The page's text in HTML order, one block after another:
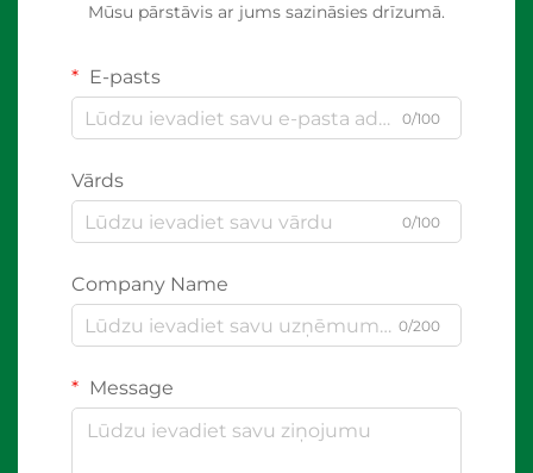
Mūsu pārstāvis ar jums sazināsies drīzumā.
E-pasts
0/100
Vārds
0/100
Company Name
0/200
Message